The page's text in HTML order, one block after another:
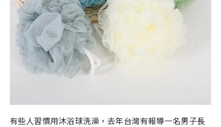
有些人習慣用沐浴球洗澡，去年台灣有報導一名男子長